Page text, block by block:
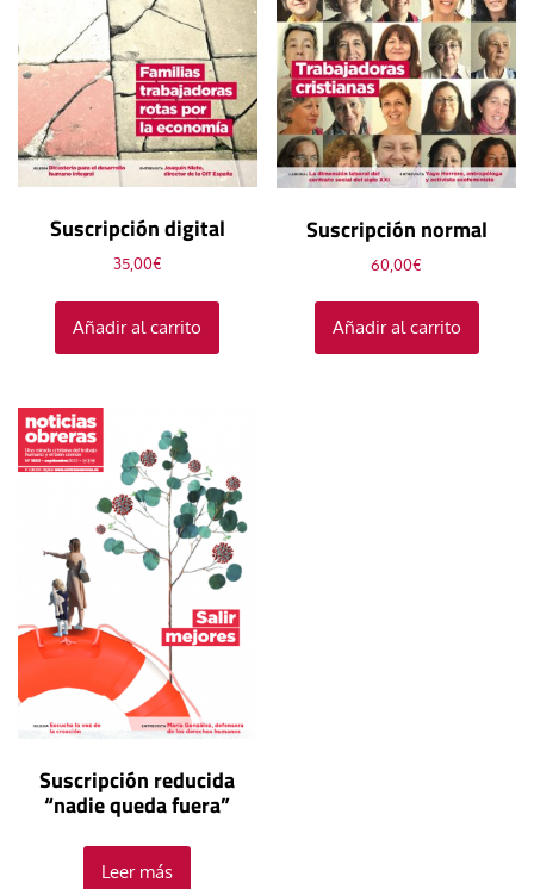
Suscripción digital
35,00€
Añadir al carrito
Suscripción normal
60,00€
Añadir al carrito
Suscripción reducida
“nadie queda fuera”
Leer más